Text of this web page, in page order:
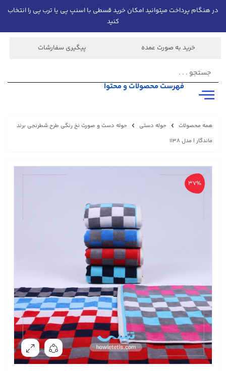
در هنگام پرداخت میتوانید امکان خرید قسطی با اسنپ پی یا ترب پی را انتخاب
کنید
خرید به صورت عمده پیگیری سفارشات
فهرست محصولات و محتوا
همه محصولات حوله دستی
حوله دست و صورت نخ رنگی طرح شطرنجی برند
ماندگار | مدل 1138
37%